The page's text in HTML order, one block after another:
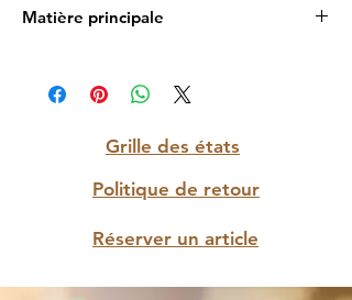
Matière principale
Grille des états
Politique de retour
Réserver un article